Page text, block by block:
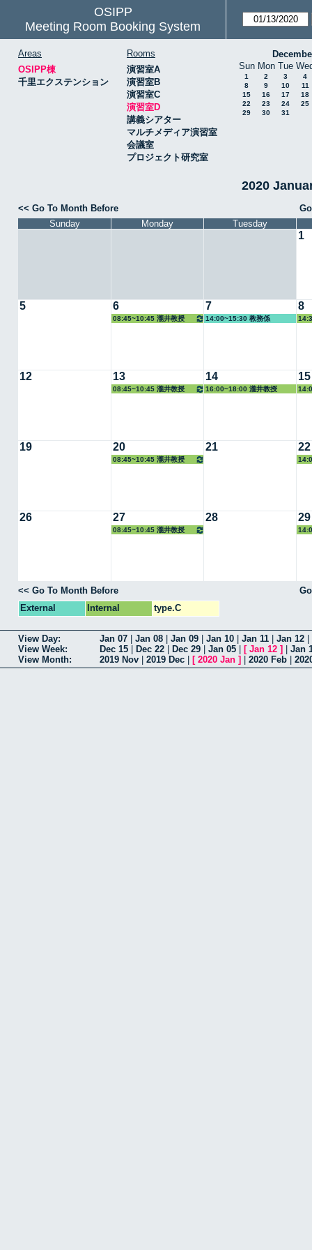
OSIPP
Meeting Room Booking System
Areas
OSIPP棟
千里エクステンション
Rooms
演習室A
演習室B
演習室C
演習室D
講義シアター
マルチメディア演習室
会議室
プロジェクト研究室
Sun Mon Tue
1 2 3
4
8
9 10
11
15
16 17
18
22
23 24
25
29
30 31
2020
<< Go To Month Before
Sunday
Monday Tuesday
1
5 6
08:45~10:45 瀧井教授
7
14:00~15:30 教務係
8
12 13
08:45~10:45 瀧井教授
14
16:00~18:00 瀧井教授
15
19 20
08:45~10:45 瀧井教授
21 22
26 27
08:45~10:45 瀧井教授
28 29
<< Go To Month Before
External
Internal type.C
View Day: Jan 07 Jan 08 Jan 09 Jan 10 Jan 11 Jan 12
View Week:
Dec 15 Dec 22 Dec 29 Jan 05 [ Jan 12 ]
Jan
View Month:
2019 Nov 2019 Dec [ 2020 Jan ] 2020 Feb